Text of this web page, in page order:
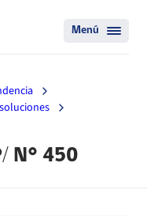
Menú
N° 450